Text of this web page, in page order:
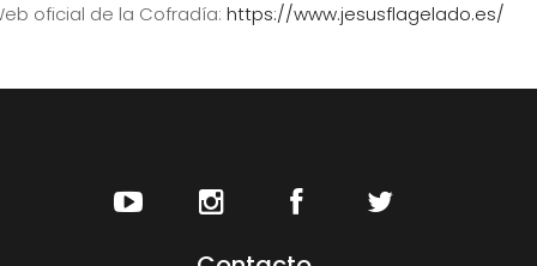
oficial de la Cofradía: https://www.jesusflagelado.es/